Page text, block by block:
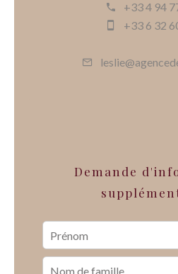
+33 4 94
+33 6 32
Demande